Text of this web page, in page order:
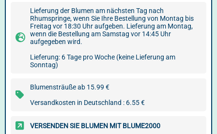
Lieferung der Blumen am nächsten Tag nach
Rhumspringe, wenn Sie Ihre Bestellung von Montag bis
Freitag vor 18:30 Uhr aufgeben. Lieferung am Montag,
wenn die Bestellung am Samstag vor 14:45 Uhr
aufgegeben wird.
Lieferung: 6 Tage pro Woche (keine Lieferung am
Sonntag)
Blumensträuße ab 15.99 €
Versandkosten in Deutschland : 6.55 €
VERSENDEN SIE BLUMEN MIT BLUME2000